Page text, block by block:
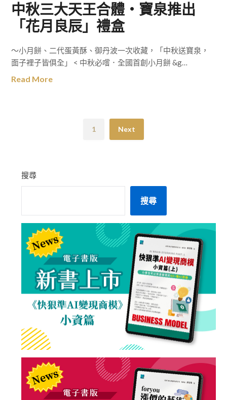
中秋三大天王合體‧寶泉推出
「花月良辰」禮盒
～小月餅、二代蛋黃酥、御丹波一次收藏，「中秋送寶泉，
面子裡子皆俱全」 < 中秋必嚐．全國首創小月餅 &g…
Read More
1 Next
搜尋
搜尋